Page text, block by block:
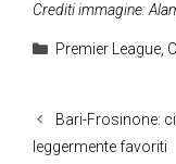
Crediti immagine:
Categorie
Premier League,
Bari-Frosinone:
leggermente favoriti